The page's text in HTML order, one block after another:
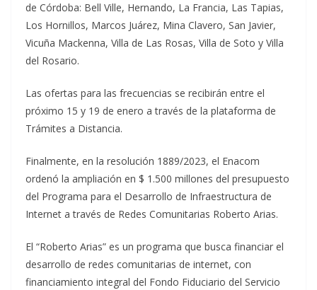
de Córdoba: Bell Ville, Hernando, La Francia, Las Tapias,
Los Hornillos, Marcos Juárez, Mina Clavero, San Javier,
Vicuña Mackenna, Villa de Las Rosas, Villa de Soto y Villa
del Rosario.
Las ofertas para las frecuencias se recibirán entre el
próximo 15 y 19 de enero a través de la plataforma de
Trámites a Distancia.
Finalmente, en la resolución 1889/2023, el Enacom
ordenó la ampliación en $ 1.500 millones del presupuesto
del Programa para el Desarrollo de Infraestructura de
Internet a través de Redes Comunitarias Roberto Arias.
El “Roberto Arias” es un programa que busca financiar el
desarrollo de redes comunitarias de internet, con
financiamiento integral del Fondo Fiduciario del Servicio